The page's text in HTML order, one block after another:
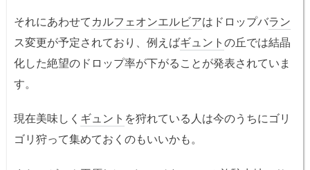
それにあわせてカルフェオンエルビアはドロップバラン
ス変更が予定されており、例えばギュントの丘では結晶
化した絶望のドロップ率が下がることが発表されていま
す。
現在美味しく ギュント を狩れている人は今のうちにゴリ
ゴリ狩って集めておくのもいいかも。